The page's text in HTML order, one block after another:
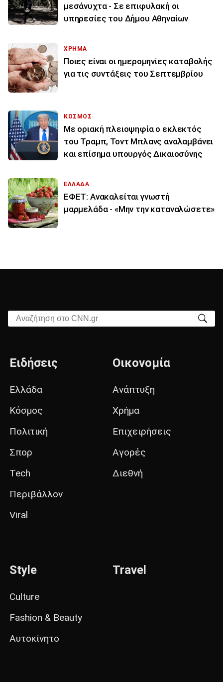
μεσάνυχτα - Σε επιφυλακή οι
υπηρεσίες του Δήμου Αθηναίων
ΧΡΗΜΑ
Ποιες είναι οι ημερομηνίες καταβολής
για τις συντάξεις του Σεπτεμβρίου
ΚΟΣΜΟΣ
Με οριακή πλειοψηφία ο εκλεκτός
του Τραμπ, Τοντ Μπλανς αναλαμβάνει
και επίσημα υπουργός Δικαιοσύνης
ΕΛΛΑΔΑ
ΕΦΕΤ: Ανακαλείται γνωστή
μαρμελάδα - «Μην την καταναλώσετε»
Αναζήτηση στο CNN.gr
Ειδήσεις
Ελλάδα
Κόσμος
Πολιτική
Σπορ
Tech
Περιβάλλον
Viral
Οικονομία
Ανάπτυξη
Χρήμα
Επιχειρήσεις
Αγορές
Διεθνή
Style
Culture
Fashion & Beauty
Αυτοκίνητο
Travel